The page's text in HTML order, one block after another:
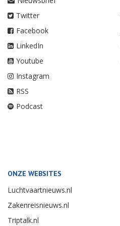
Twitter
Facebook
LinkedIn
Youtube
Instagram
RSS
Podcast
ONZE WEBSITES
Luchtvaartnieuws.nl
Zakenreisnieuws.nl
Triptalk.nl